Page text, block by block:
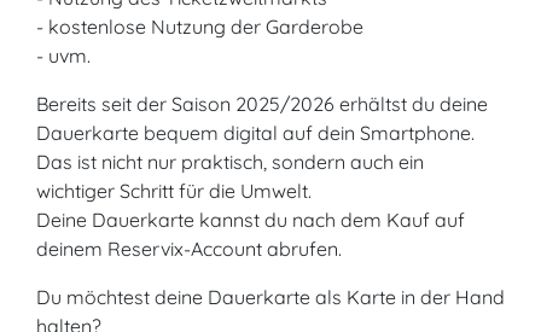
- kostenlose Nutzung der Garderobe
- uvm.
Bereits seit der Saison 2025/2026 erhältst du deine
Dauerkarte bequem digital auf dein Smartphone.
Das ist nicht nur praktisch, sondern auch ein
wichtiger Schritt für die Umwelt.
Deine Dauerkarte kannst du nach dem Kauf auf
deinem Reservix-Account abrufen.
Du möchtest deine Dauerkarte als Karte in der Hand
halten?